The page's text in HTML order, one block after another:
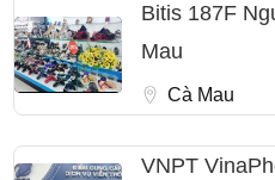
Bitis 187F
Mau
Cà Mau
VNPT